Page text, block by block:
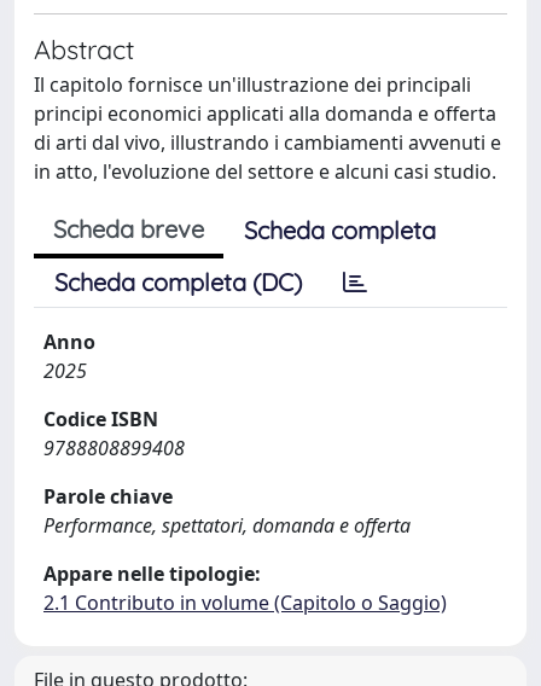
Abstract
Il capitolo fornisce un'illustrazione dei principali
principi economici applicati alla domanda e offerta
di arti dal vivo, illustrando i cambiamenti avvenuti e
in atto, l'evoluzione del settore e alcuni casi studio.
Scheda breve
Scheda completa
Scheda completa (DC)
Anno
2025
Codice ISBN
9788808899408
Parole chiave
Performance, spettatori, domanda e offerta
Appare nelle tipologie:
2.1 Contributo in volume (Capitolo o Saggio)
File in questo prodotto: